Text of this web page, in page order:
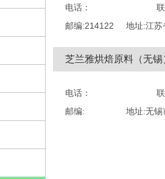
电话：
邮编:214122
地址:江苏
芝兰雅烘焙原料（无
电话：
邮编:
地址:无锡